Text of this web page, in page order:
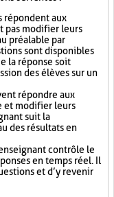
répondent aux
pas modifier leurs
préalable par
sont disponibles
la réponse soit
des élèves sur un
répondre aux
et modifier leurs
suit la
des résultats en
contrôle le
en temps réel. Il
et d’y revenir